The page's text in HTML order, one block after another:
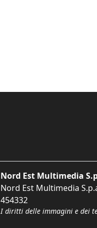
Nord Est Multimedia
Nord Est Multimedia
454332
I diritti delle immagini e dei